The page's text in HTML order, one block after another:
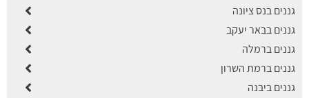
גננים בנס ציונה
גננים בבאר יעקב
גננים ברמלה
גננים ברמת השרון
גננים ביבנה